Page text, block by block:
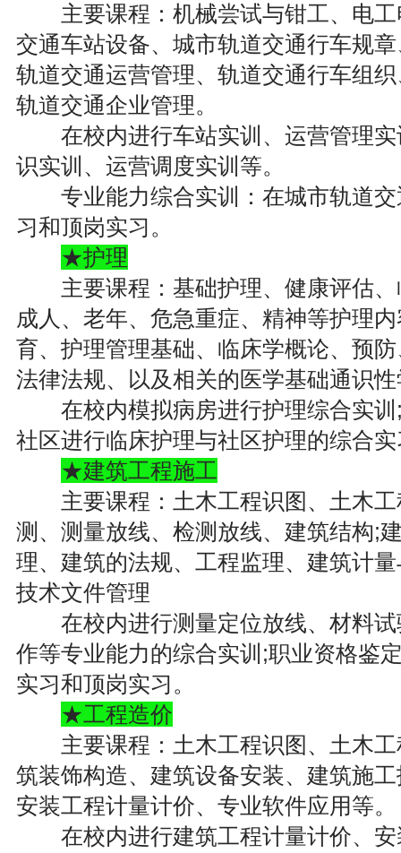
主要课程：机械尝试与钳工、电工
交通车站设备、城市轨道交通行车规
轨道交通运营管理、轨道交通行车组
轨道交通企业管理。
在校内进行车站实训、运营管理实
识实训、运营调度实训等。
专业能力综合实训：在城市轨道交
习和顶岗实习。
★护理
主要课程：基础护理、健康评估、
成人、老年、危急重症、精神等护理
育、护理管理基础、临床学概论、预
法律法规、以及相关的医学基础通识
在校内模拟病房进行护理综合实训;
社区进行临床护理与社区护理的综合
★建筑工程施工
主要课程：土木工程识图、土木工
测、测量放线、检测放线、建筑结构;
理、建筑的法规、工程监理、建筑计
技术文件管理
在校内进行测量定位放线、材料试
作等专业能力的综合实训;职业资格鉴
实习和顶岗实习。
★工程造价
主要课程：土木工程识图、土木工
筑装饰构造、建筑设备安装、建筑施
安装工程计量计价、专业软件应用等。
在校内进行建筑工程计量计价、安